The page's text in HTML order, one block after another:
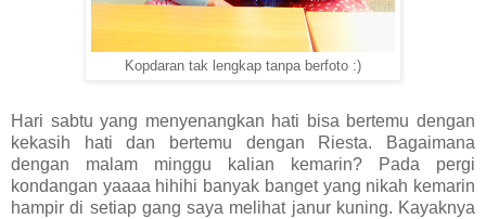
Kopdaran tak lengkap tanpa berfoto :)
Hari sabtu yang menyenangkan hati bisa bertemu dengan
kekasih hati dan bertemu dengan Riesta. Bagaimana
dengan malam minggu kalian kemarin? Pada pergi
kondangan yaaaa hihihi banyak banget yang nikah kemarin
hampir di setiap gang saya melihat janur kuning. Kayaknya